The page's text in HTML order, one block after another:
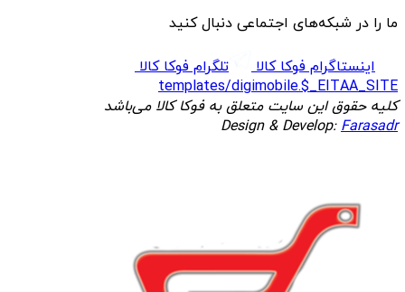
ما را در شبکه‌های اجتماعی دنبال کنید
اینستاگرام فوکا کالا
تلگرام فوکا کالا
templates/digimobile.$_EITAA_SITE
کلیه حقوق این سایت متعلق به فوکا کالا می‌باشد
Design & Develop:Farasadr